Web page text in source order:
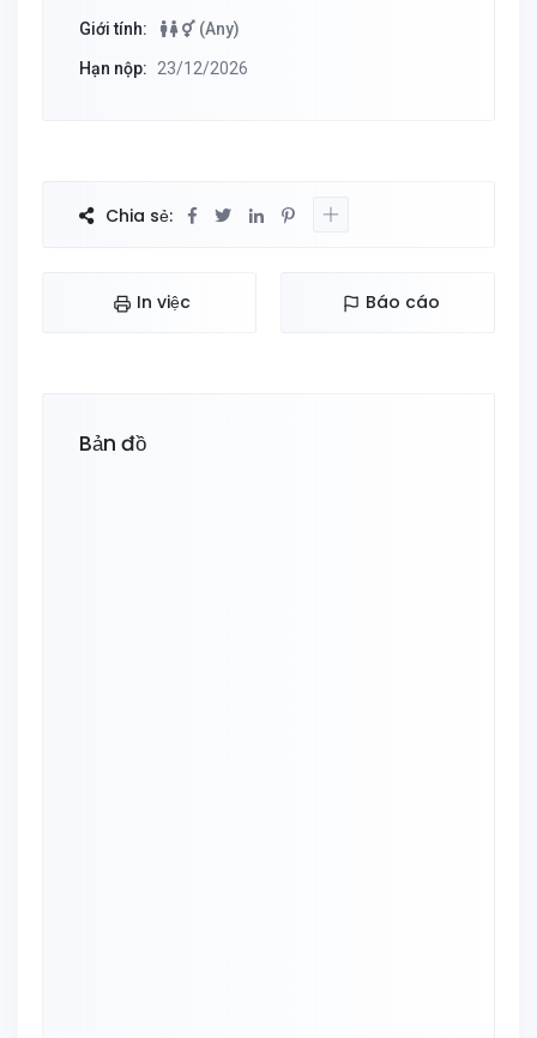
Giới tính: (Any)
Hạn nộp: 23/12/2026
Chia sẻ:
In việc Báo cáo
Bản đồ